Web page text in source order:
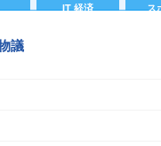
IT 経済 ス
議